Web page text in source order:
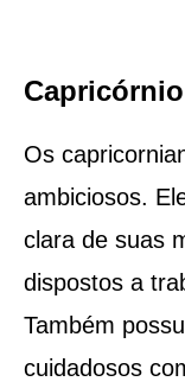
Capricórnio
Os
ambiciosos.
clara de suas
dispostos a
Também
cuidadosos